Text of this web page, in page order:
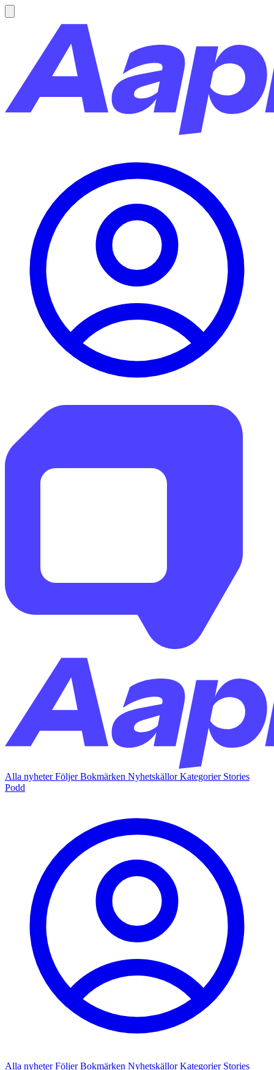
Alla nyheterFöljerBokmärken NyhetskällorKategorier Stories
Podd
Alla nyheterFöljerBokmärken NyhetskällorKategorier Stories